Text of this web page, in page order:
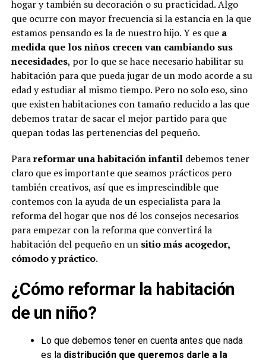
hogar y también su decoración o su practicidad. Algo
que ocurre con mayor frecuencia si la estancia en la que
estamos pensando es la de nuestro hijo. Y es que a
medida que los niños crecen van cambiando sus
necesidades, por lo que se hace necesario habilitar su
habitación para que pueda jugar de un modo acorde a su
edad y estudiar al mismo tiempo. Pero no solo eso, sino
que existen habitaciones con tamaño reducido a las que
debemos tratar de sacar el mejor partido para que
quepan todas las pertenencias del pequeño.
Parareformar una habitación infantildebemos tener
claro que es importante que seamos prácticos pero
también creativos, así que es imprescindible que
contemos con la ayuda de un especialista para la
reforma del hogar que nos dé los consejos necesarios
para empezar con la reforma que convertirá la
habitación del pequeño en unsitio más acogedor,
cómodo y práctico.
¿Cómo reformar la habitación
de un niño?
Lo que debemos tener en cuenta antes que nada
es ladistribución que queremos darle a la